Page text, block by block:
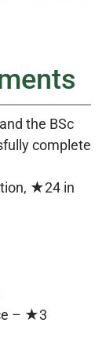
the BSc
complete
★24 in
– ★3